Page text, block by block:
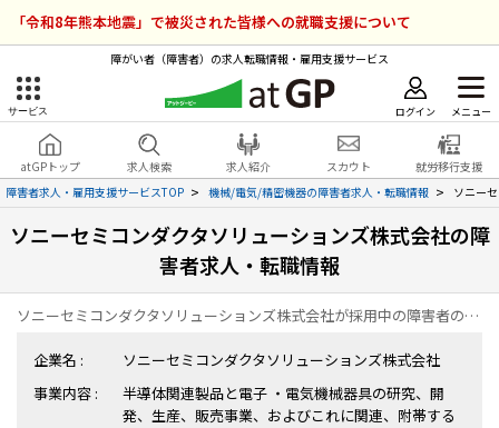
「令和8年熊本地震」で被災された皆様への就職支援について
障がい者（障害者）の求人転職情報・雇用支援サービス
サービス ログイン メニュー
atGPトップ 求人検索 求人紹介 スカウト
就労移行支援
障害者求人・雇用支援サービスTOP
機械/電気/精密機器の障害者求人・転職情報 ソニー
ソニーセミコンダクタソリューションズ株式会社の障
害者求人・転職情報
ソニーセミコンダクタソリューションズ株式会社が採用中の障害者の求人・転職情報の一覧ページです。
企業名 :
ソニーセミコンダクタソリューションズ株式会社
事業内容 :
半導体関連製品と電子 ・電気機械器具の研究、開
発、生産、販売事業、およびこれに関連、附帯する
障害者雇用のアットジーピー
サービスラインナップ
就転職支援サービス
障害者専門の就転職支援サービス
障害者アスリート専門の就転職支援サービス
ログイン 会員登録 無料
atGPトップ
各種サービス
求人を検索する
求人を紹介してもらう